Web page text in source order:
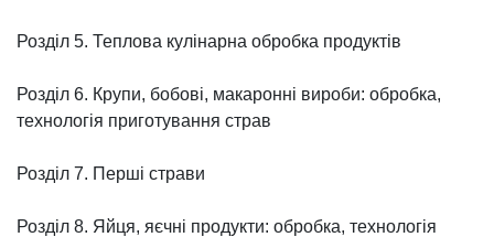
Розділ 5. Теплова кулінарна обробка продуктів
Розділ 6. Крупи, бобові, макаронні вироби: обробка,
технологія приготування страв
Розділ 7. Перші страви
Розділ 8. Яйця, яєчні продукти: обробка, технологія